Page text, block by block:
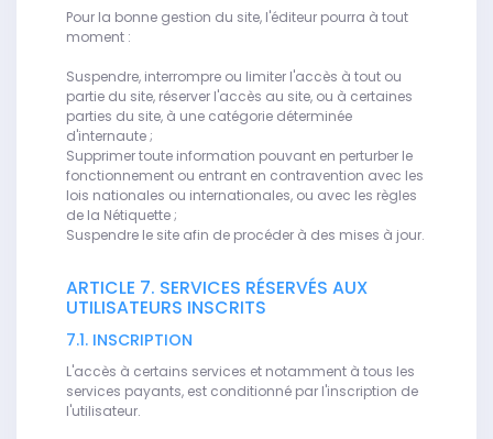
Pour la bonne gestion du site, l'éditeur pourra à tout
moment :
Suspendre, interrompre ou limiter l'accès à tout ou
partie du site, réserver l'accès au site, ou à certaines
parties du site, à une catégorie déterminée
d'internaute ;
Supprimer toute information pouvant en perturber le
fonctionnement ou entrant en contravention avec les
lois nationales ou internationales, ou avec les règles
de la Nétiquette ;
Suspendre le site afin de procéder à des mises à jour.
ARTICLE 7. SERVICES RÉSERVÉS AUX
UTILISATEURS INSCRITS
7.1. INSCRIPTION
L'accès à certains services et notamment à tous les
services payants, est conditionné par l'inscription de
l'utilisateur.